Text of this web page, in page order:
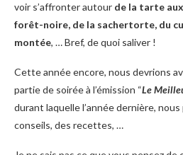
voir s’affronter autour de la tarte
forêt-noire, de la sachertorte, du
montée, … Bref, de quoi saliver !
Cette année encore, nous devrions
partie de soirée à l’émission “Le
durant laquelle l’année dernière,
conseils, des recettes, …